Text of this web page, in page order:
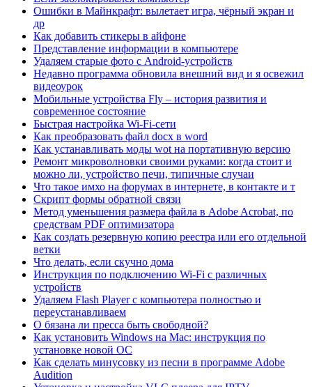
Ошибки в Майнкрафт: вылетает игра, чёрный экран и
др
Как добавить стикеры в айфоне
Представление информации в компьютере
Удаляем старые фото с Android-устройств
Недавно программа обновила внешний вид и я освежил
видеоурок
Мобильные устройства Fly – история развития и
современное состояние
Быстрая настройка Wi-Fi-сети
Как преобразовать файл docx в word
Как устанавливать моды wot на портативную версию
Ремонт микроволновки своими руками: когда стоит и
можно ли, устройство печи, типичные случаи
Что такое имхо на форумах в интернете, в контакте и т
Скрипт формы обратной связи
Метод уменьшения размера файла в Adobe Acrobat, по
средствам PDF оптимизатора
Как создать резервную копию реестра или его отдельной
ветки
Что делать, если скучно дома
Инструкция по подключению Wi-Fi с различных
устройств
Удаляем Flash Player с компьютера полностью и
переустанавливаем
О бязана ли пресса быть свободной?
Как установить Windows на Mac: инструкция по
установке новой ОС
Как сделать минусовку из песни в программе Adobe
Audition